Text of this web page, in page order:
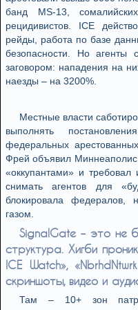
банд MS‑13,
рецидивистов. ICE
рейды, работа по базе
безопасности. Но агенты
заговором: нападения на
наезды – на 3200%.
Местные власти
выполнять
федеральных
Фрей объявил
«оккупантами» и
снимать агентов для
блокировала федералов,
газом.
SignalGate – это не
структура. Хигби
ICE Watch»,
скриншоты, видео и
Там – 10+ зон